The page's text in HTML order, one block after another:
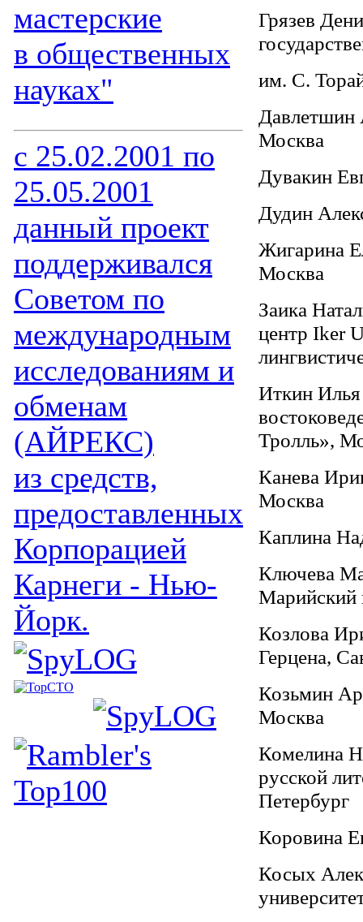
мастерские
в общественных
науках"
с 25.02.2001 по
25.05.2001
данный проект
поддерживался
Советом по
международным
исследованиям и
обменам
(АЙРЕКС)
из средств,
предоставленных
Корпорацией
Карнеги - Нью-
Йорк.
Грязев
им. С.
Москва
Дувакин
Дудин
Жигарина
Москва
Заика
центр Iker
Иткин
Тролль»,
Канева
Москва
Каплина
Ключева
Марийский
Козлова
Герцена,
Козьмин
Москва
Комелина
русской
Петербург
Коровина
Косых